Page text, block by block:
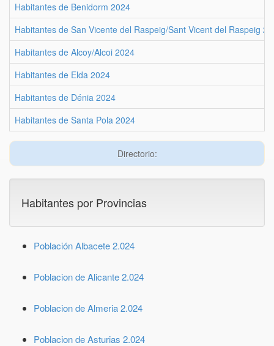
Habitantes de Benidorm 2024
Habitantes de San Vicente del Raspeig/Sant Vicent del Raspeig
Habitantes de Alcoy/Alcoi 2024
Habitantes de Elda 2024
Habitantes de Dénia 2024
Habitantes de Santa Pola 2024
Directorio:
Habitantes por Provincias
Población Albacete 2.024
Poblacion de Alicante 2.024
Poblacion de Almeria 2.024
Poblacion de Asturias 2.024